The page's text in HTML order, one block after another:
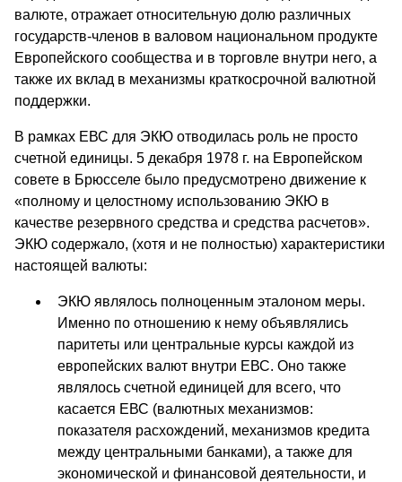
валюте, отражает относительную долю различных
государств-членов в валовом национальном продукте
Европейского сообщества и в торговле внутри него, а
также их вклад в механизмы краткосрочной валютной
поддержки.
В рамках ЕВС для ЭКЮ отводилась роль не просто
счетной единицы. 5 декабря 1978 г. на Европейском
совете в Брюсселе было предусмотрено движение к
«полному и целостному использованию ЭКЮ в
качестве резервного средства и средства расчетов».
ЭКЮ содержало, (хотя и не полностью) характеристики
настоящей валюты:
ЭКЮ являлось полноценным эталоном меры.
Именно по отношению к нему объявлялись
паритеты или центральные курсы каждой из
европейских валют внутри ЕВС. Оно также
являлось счетной единицей для всего, что
касается ЕВС (валютных механизмов:
показателя расхождений, механизмов кредита
между центральными банками), а также для
экономической и финансовой деятельности, и